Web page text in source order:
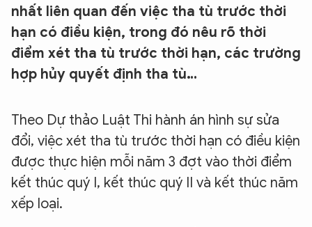
nhất liên quan đến việc tha tù trước thời
hạn có điều kiện, trong đó nêu rõ thời
điểm xét tha tù trước thời hạn, các trường
hợp hủy quyết định tha tù…
Theo Dự thảo Luật Thi hành án hình sự sửa
đổi, việc xét tha tù trước thời hạn có điều kiện
được thực hiện mỗi năm 3 đợt vào thời điểm
kết thúc quý I, kết thúc quý II và kết thúc năm
xếp loại.